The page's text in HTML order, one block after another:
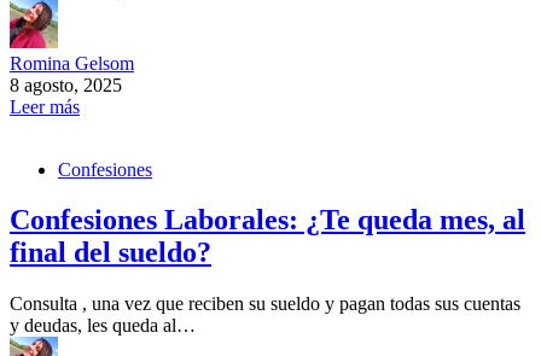
Romina Gelsom
8 agosto, 2025
Leer más
Confesiones
Confesiones Laborales: ¿Te queda mes, al
final del sueldo?
Consulta , una vez que reciben su sueldo y pagan todas sus cuentas
y deudas, les queda al…